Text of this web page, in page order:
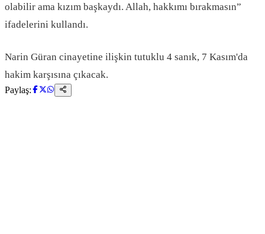
olabilir ama kızım başkaydı. Allah, hakkımı bırakmasın”
ifadelerini kullandı.
Narin Güran cinayetine ilişkin tutuklu 4 sanık, 7 Kasım'da
hakim karşısına çıkacak.
Paylaş: